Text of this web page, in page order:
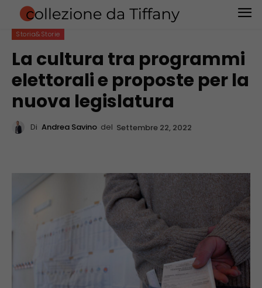
Storia&Storie
La cultura tra programmi
elettorali e proposte per la
nuova legislatura
Di Andrea Savino del Settembre 22, 2022